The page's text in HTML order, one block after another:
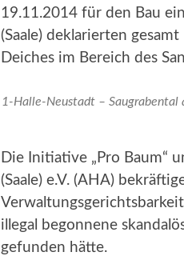
19.11.2014 für den Bau
(Saale) deklarierten
Deiches im Bereich des
1-Halle-Neustadt – Saugrabental
Die Initiative „Pro Baum“
(Saale) e.V. (AHA)
illegal begonnene
gefunden hätte.